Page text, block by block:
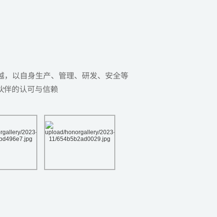
以自身生产、管理、研发、安全等
伴的认可与信赖